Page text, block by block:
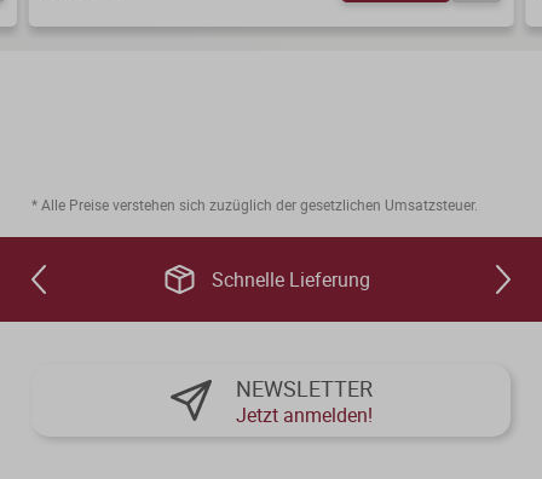
* Alle Preise verstehen sich zuzüglich der gesetzlichen Umsatzsteuer.
Schnelle Lieferung
NEWSLETTER
Jetzt anmelden!